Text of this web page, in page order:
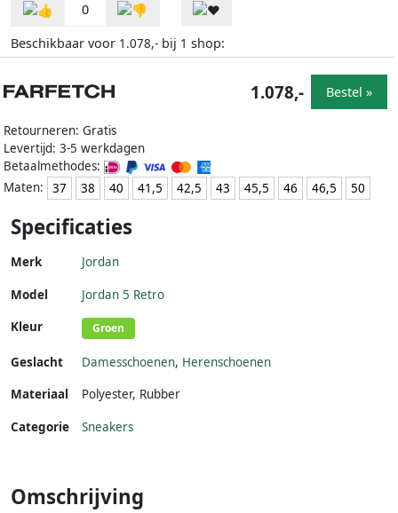
0
Beschikbaar voor 1.078,- bij 1 shop:
Retourneren: Gratis
Levertijd: 3-5 werkdagen
Betaalmethodes:
Maten:
37 38 40 41,5 42,5 43 45,5 46 46,5 50
1.078,- Bestel »
Specificaties
Merk Jordan
Model
Jordan 5 Retro
Kleur
Groen
Geslacht Damesschoenen, Herenschoenen
Materiaal
Polyester, Rubber
Categorie Sneakers
Omschrijving